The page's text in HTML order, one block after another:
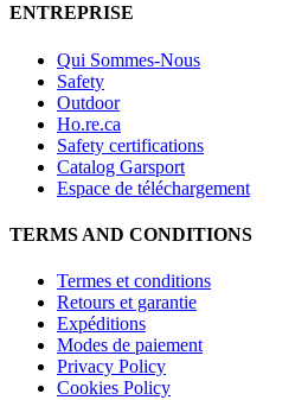
ENTREPRISE
Qui Sommes-Nous
Safety
Outdoor
Ho.re.ca
Safety certifications
Catalog Garsport
Espace de téléchargement
TERMS AND CONDITIONS
Termes et conditions
Retours et garantie
Expéditions
Modes de paiement
Privacy Policy
Cookies Policy